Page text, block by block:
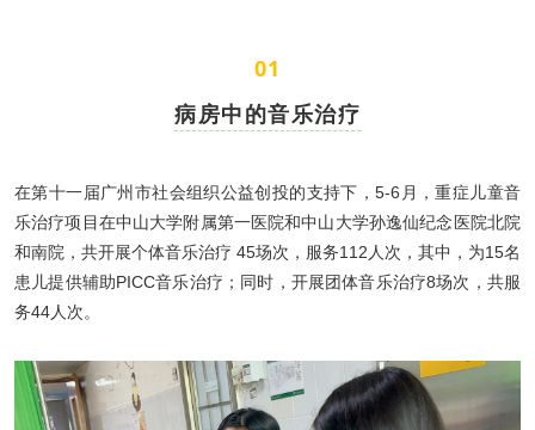
01
病房中的音乐治疗
在第十一届广州市社会组织公益创投的支持下，5-6月，重症儿童音
乐治疗项目在中山大学附属第一医院和中山大学孙逸仙纪念医院北院
和南院，共开展个体音乐治疗 45场次，服务112人次，其中，为15名
患儿提供辅助PICC音乐治疗；同时，开展团体音乐治疗8场次，共服
务44人次。